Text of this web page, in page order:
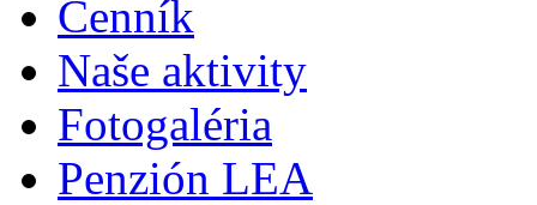
Cenník
Naše aktivity
Fotogaléria
Penzión LEA